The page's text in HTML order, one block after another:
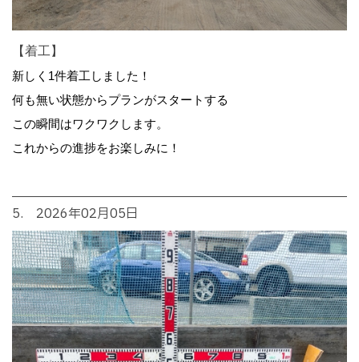
【着工】
新しく1件着工しました！
何も無い状態からプランがスタートする
この瞬間はワクワクします。
これからの進捗をお楽しみに！
5. 2026年02月05日